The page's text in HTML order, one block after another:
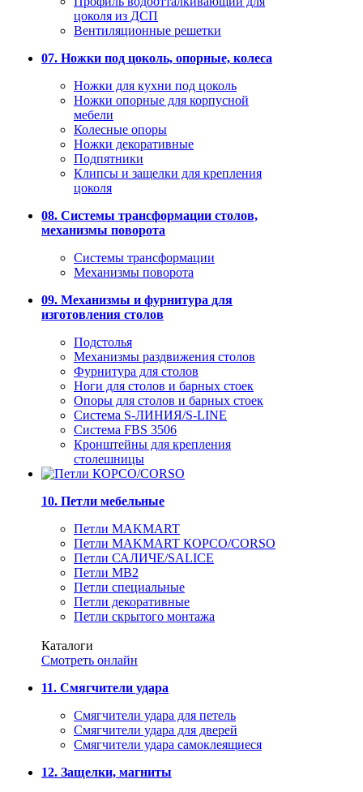
цоколя из ДСП
Вентиляционные решетки
07. Ножки под цоколь, опорные, колеса
Ножки для кухни под цоколь
Ножки опорные для корпусной
мебели
Колесные опоры
Ножки декоративные
Подпятники
Клипсы и защелки для крепления
цоколя
08. Системы трансформации столов,
механизмы поворота
Системы трансформации
Механизмы поворота
09. Механизмы и фурнитура для
изготовления столов
Подстолья
Механизмы раздвижения столов
Фурнитура для столов
Ноги для столов и барных стоек
Опоры для столов и барных стоек
Система S-ЛИНИЯ/S-LINE
Система FBS 3506
Кронштейны для крепления
столешницы
10. Петли мебельные
Петли MAKMART
Петли MAKMART КОРСО/CORSO
Петли САЛИЧЕ/SALICE
Петли MB2
Петли специальные
Петли декоративные
Петли скрытого монтажа
Каталоги
Смотреть онлайн
11. Смягчители удара
Смягчители удара для петель
Смягчители удара для дверей
Cмягчители удара самоклеящиеся
12. Защелки, магниты